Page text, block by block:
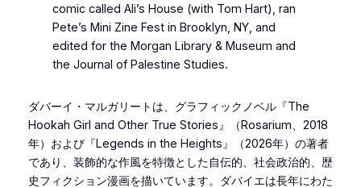
comic called Ali’s House (with Tom Hart), ran
Pete’s Mini Zine Fest in Brooklyn, NY, and
edited for the Morgan Library & Museum and
theJournal of Palestine Studies.
ダバーイ・マルガリートは、グラフィックノベル『The
Hookah Girl and Other True Stories』（Rosarium、2018
年）および『Legends in the Heights』（2026年）の著者
であり、装飾的な作風を特徴とした自伝的、社会政治的、歴
史フィクション漫画を描いています。ダバイエは長年にわた